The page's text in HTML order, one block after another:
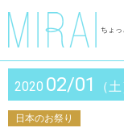
ちょ
2020 02/01 （
日本のお祭り